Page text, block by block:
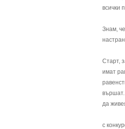
всички
Знам,
Старт,
имат
вършат.
да
с